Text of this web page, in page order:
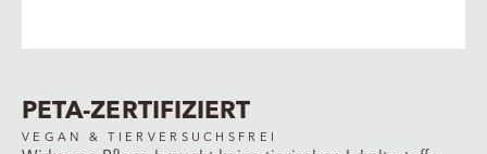
PETA-ZERTIFIZIERT
VEGAN & TIERVERSUCHSFREI